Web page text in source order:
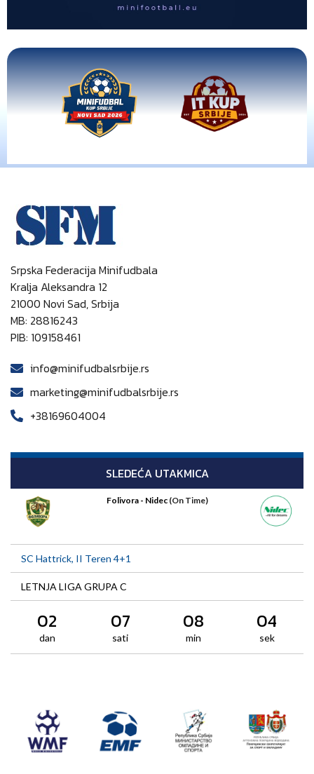
Srpska Federacija Minifudbala
Kralja Aleksandra 12
21000 Novi Sad, Srbija
MB: 28816243
PIB: 109158461
info@minifudbalsrbije.rs
marketing@minifudbalsrbije.rs
+38169604004
SLEDEĆA UTAKMICA
Folivora - Nidec(On Time)
SC Hattrick, II Teren 4+1
LETNJA LIGA GRUPA C
02
dan
07
sati
08
min
04
sek